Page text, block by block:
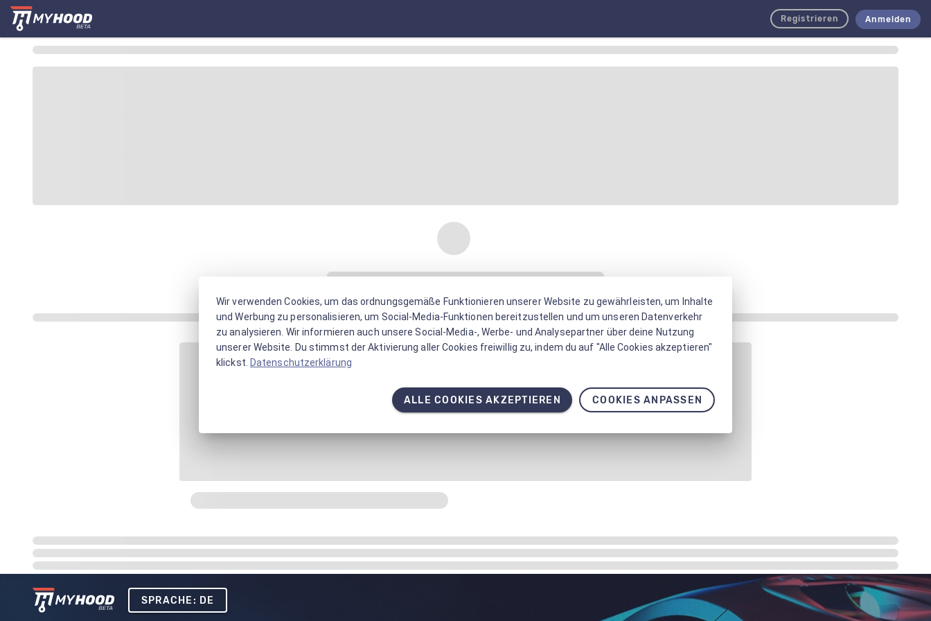
Registrieren Anmelden
SPRACHE: DE
Wir verwenden Cookies, um das ordnungsgemäße Funktionieren unserer Website zu gewährleisten, um Inhalte
und Werbung zu personalisieren, um Social-Media-Funktionen bereitzustellen und um unseren Datenverkehr
zu analysieren. Wir informieren auch unsere Social-Media-, Werbe- und Analysepartner über deine Nutzung
unserer Website. Du stimmst der Aktivierung aller Cookies freiwillig zu, indem du auf "Alle Cookies akzeptieren"
klickst. Datenschutzerklärung
ALLE COOKIES AKZEPTIEREN COOKIES ANPASSEN